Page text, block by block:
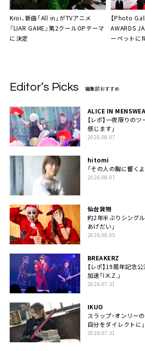
Kroi、新曲「All in」がTVアニメ
『LIAR GAME』第2クールOPテーマ
に決定
【Photo
AWARDS
ーペットに
Editor’s Picks 編集部おすすめ
ALICE IN
【レポ】一夜限りの
感じます」
2026.08.07
hitomi
「その人の胸に響く
2026.08.07
仙台貨物
約2年半ぶりシング
あげだい」
2026.08.05
BREAKERZ
【レポ】19周年記念
加速「I.K.Z.」
2026.07.31
IKUO
スラップ・オンリー
自分をダイレクトに」
2026.07.31